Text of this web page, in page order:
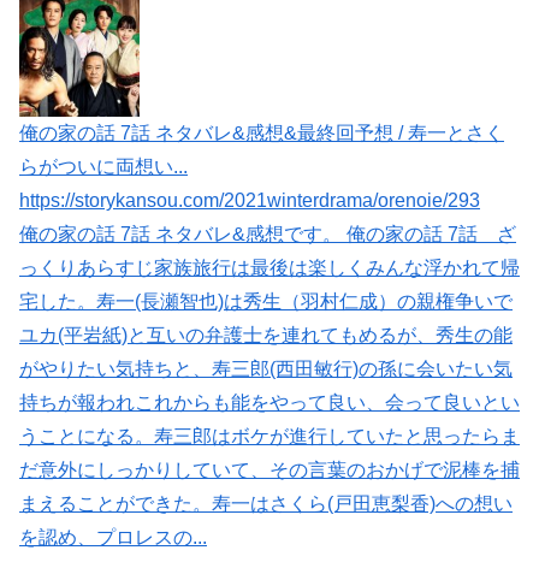
俺の家の話 7話 ネタバレ&感想&最終回予想 / 寿一とさく
らがついに両想い...
https://storykansou.com/2021winterdrama/orenoie/293
俺の家の話 7話 ネタバレ&感想です。 俺の家の話 7話 ざ
っくりあらすじ家族旅行は最後は楽しくみんな浮かれて帰
宅した。寿一(長瀬智也)は秀生（羽村仁成）の親権争いで
ユカ(平岩紙)と互いの弁護士を連れてもめるが、秀生の能
がやりたい気持ちと、寿三郎(西田敏行)の孫に会いたい気
持ちが報われこれからも能をやって良い、会って良いとい
うことになる。寿三郎はボケが進行していたと思ったらま
だ意外にしっかりしていて、その言葉のおかげで泥棒を捕
まえることができた。寿一はさくら(戸田恵梨香)への想い
を認め、プロレスの...